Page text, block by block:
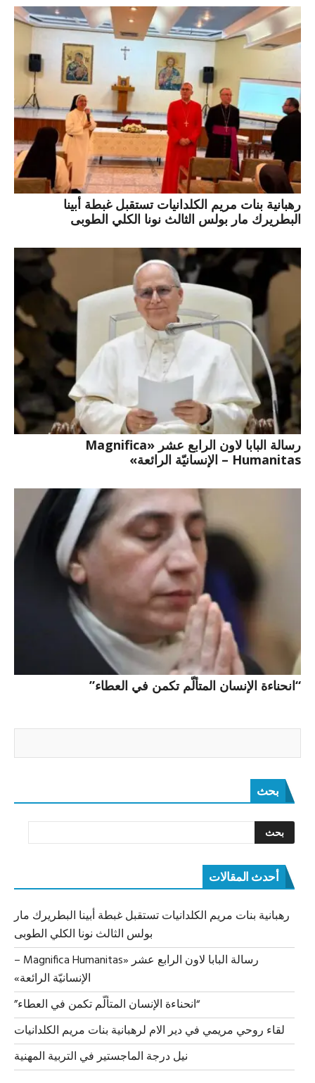
رهبانية بنات مريم الكلدانيات تستقبل غبطة أبينا
البطريرك مار بولس الثالث نونا الكلي الطوبى
رسالة البابا لاون الرابع عشر «Magnifica
Humanitas – الإنسانيّة الرائعة»
“انحناءة الإنسان المتألّم تكمن في العطاء”
بحث
أحدث المقالات
رهبانية بنات مريم الكلدانيات تستقبل غبطة أبينا البطريرك مار
بولس الثالث نونا الكلي الطوبى
رسالة البابا لاون الرابع عشر «Magnifica Humanitas –
الإنسانيّة الرائعة»
“انحناءة الإنسان المتألّم تكمن في العطاء”
لقاء روحي مريمي في دير الام لرهبانية بنات مريم الكلدانيات
نيل درجة الماجستير في التربية المهنية